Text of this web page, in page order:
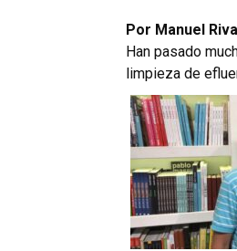
Por Manuel
Han pasado
limpieza de